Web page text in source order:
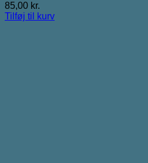
85,00 kr.
Tilføj til kurv